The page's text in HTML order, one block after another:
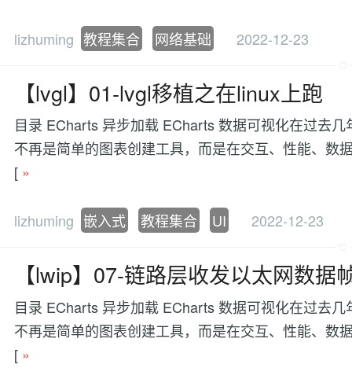
lizhuming 教程集合 网络基础 2022-12-23
【lvgl】01-lvgl移植之在linux上跑
目录 ECharts 异步加载 ECharts 数据可视化在过去
不再是简单的图表创建工具，而是在交互、性能、数
[ »
lizhuming 嵌入式 教程集合 UI 2022-12-23
【lwip】07-链路层收发以太网数据
目录 ECharts 异步加载 ECharts 数据可视化在过去
不再是简单的图表创建工具，而是在交互、性能、数
[ »